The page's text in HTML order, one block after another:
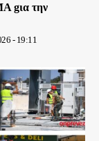
gια την
- 19:11